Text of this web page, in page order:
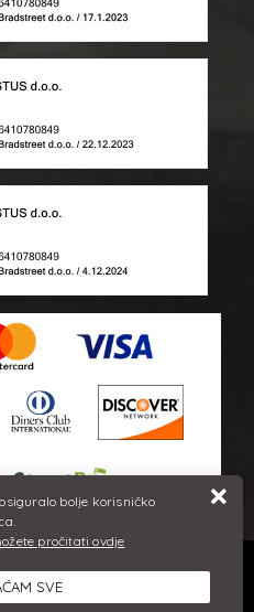
i uključuju PDV. Trudimo se dati
Unatoč tome, ne možemo
i slike u potpunosti točni.
bolje korisničko
pročitati ovdje
SVE